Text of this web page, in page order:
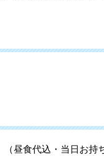
（昼食代込・当日お